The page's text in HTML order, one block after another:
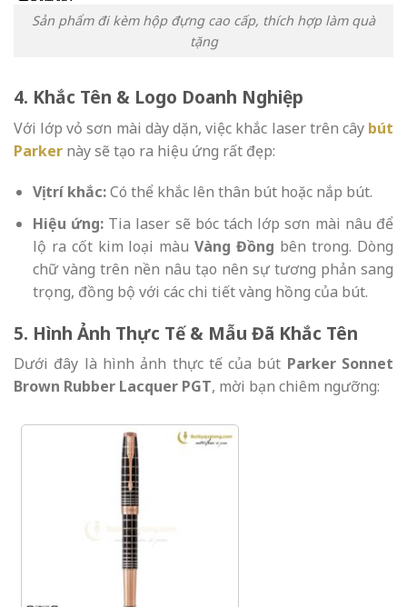
Sản phẩm đi kèm hộp đựng cao cấp, thích hợp làm quà
tặng
4. Khắc Tên & Logo Doanh Nghiệp
Với lớp vỏ sơn mài dày dặn, việc khắc laser trên cây bút
Parker này sẽ tạo ra hiệu ứng rất đẹp:
Vị trí khắc:Có thể khắc lên thân bút hoặc nắp bút.
Hiệu ứng: Tia laser sẽ bóc tách lớp sơn mài nâu để
lộ ra cốt kim loại màuVàng Đồng bên trong. Dòng
chữ vàng trên nền nâu tạo nên sự tương phản sang
trọng, đồng bộ với các chi tiết vàng hồng của bút.
5. Hình Ảnh Thực Tế & Mẫu Đã Khắc Tên
Dưới đây là hình ảnh thực tế của bút Parker Sonnet
Brown Rubber Lacquer PGT, mời bạn chiêm ngưỡng: